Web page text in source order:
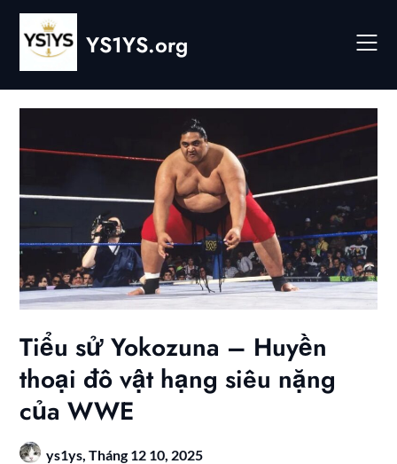
Skip
content
YS1YS.org
Tiểu sử Yokozuna – Huyền
thoại đô vật hạng siêu nặng
của WWE
ys1ys,Tháng 12 10, 2025